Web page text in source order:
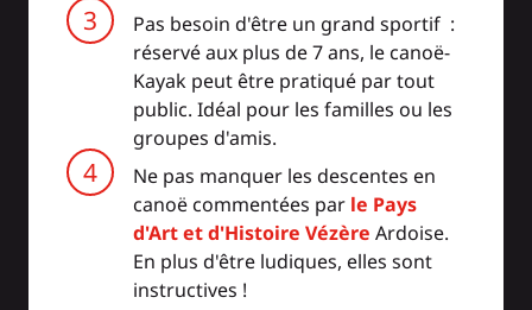
Pas besoin d'être un grand sportif :
réservé aux plus de 7 ans, le canoë-
Kayak peut être pratiqué par tout
public. Idéal pour les familles ou les
groupes d'amis.
Ne pas manquer les descentes en
canoë commentées par le Pays
d'Art et d'Histoire Vézère Ardoise.
En plus d'être ludiques, elles sont
instructives !